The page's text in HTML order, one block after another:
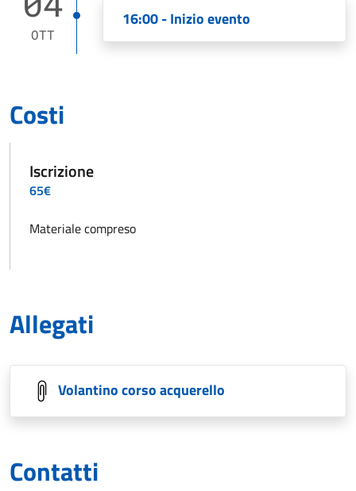
OTT
16:00 - Inizio evento
Costi
Iscrizione
65€
Materiale compreso
Allegati
Volantino corso acquerello
Contatti